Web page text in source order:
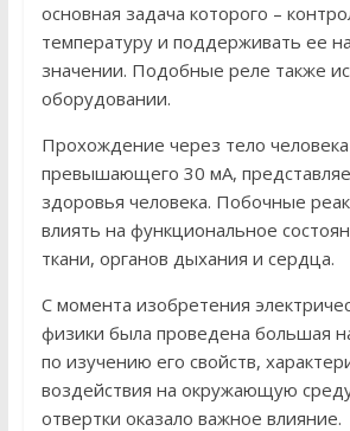
основная задача которого –
температуру и поддерживать ее
значении. Подобные реле также
оборудовании.
Прохождение через тело человека
превышающего 30 мА,
здоровья человека. Побочные
влиять на функциональное
ткани, органов дыхания и сердца.
С момента изобретения
физики была проведена большая
по изучению его свойств,
воздействия на окружающую
отвертки оказало важное влияние.